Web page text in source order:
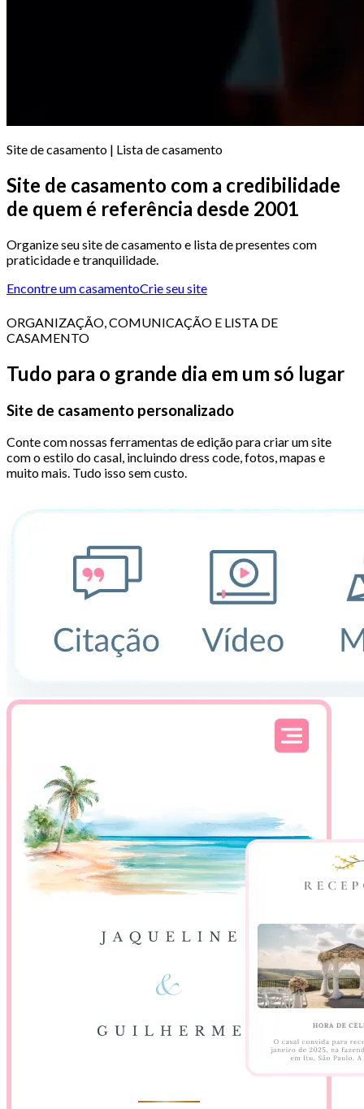
Site de casamento | Lista de casamento
Site de casamento com a credibilidade
de quem é referência desde 2001
Organize seu site de casamento e lista de presentes com
praticidade e tranquilidade.
Encontre um casamentoCrie seu site
ORGANIZAÇÃO, COMUNICAÇÃO E LISTA DE
CASAMENTO
Tudo para o grande dia em um só lugar
Site de casamento personalizado
Conte com nossas ferramentas de edição para criar um site
com o estilo do casal, incluindo dress code, fotos, mapas e
muito mais. Tudo isso sem custo.